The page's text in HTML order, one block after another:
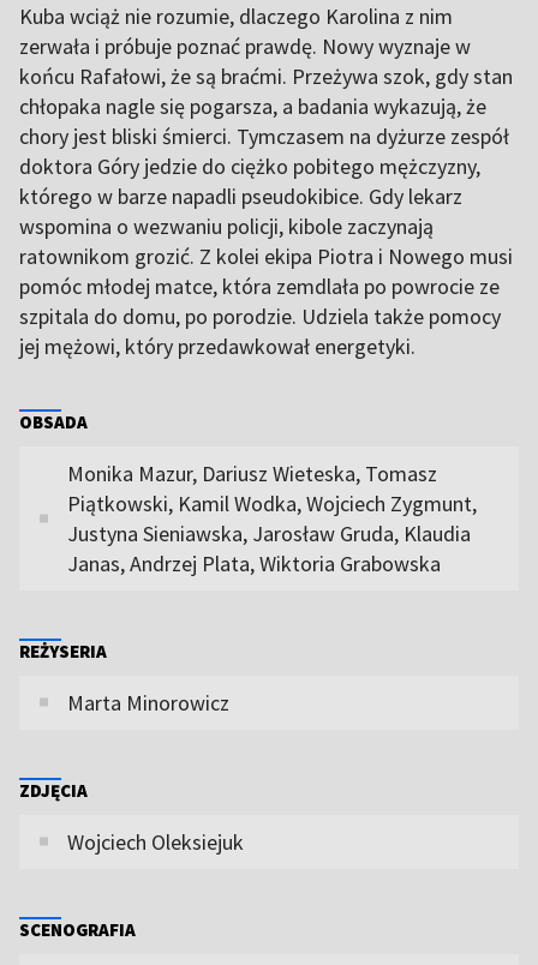
Kuba wciąż nie rozumie, dlaczego Karolina z nim
zerwała i próbuje poznać prawdę. Nowy wyznaje w
końcu Rafałowi, że są braćmi. Przeżywa szok, gdy stan
chłopaka nagle się pogarsza, a badania wykazują, że
chory jest bliski śmierci. Tymczasem na dyżurze zespół
doktora Góry jedzie do ciężko pobitego mężczyzny,
którego w barze napadli pseudokibice. Gdy lekarz
wspomina o wezwaniu policji, kibole zaczynają
ratownikom grozić. Z kolei ekipa Piotra i Nowego musi
pomóc młodej matce, która zemdlała po powrocie ze
szpitala do domu, po porodzie. Udziela także pomocy
jej mężowi, który przedawkował energetyki.
OBSADA
Monika Mazur, Dariusz Wieteska, Tomasz
Piątkowski, Kamil Wodka, Wojciech Zygmunt,
Justyna Sieniawska, Jarosław Gruda, Klaudia
Janas, Andrzej Plata, Wiktoria Grabowska
REŻYSERIA
Marta Minorowicz
ZDJĘCIA
Wojciech Oleksiejuk
SCENOGRAFIA